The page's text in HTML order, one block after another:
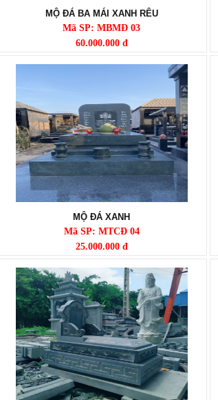
MỘ ĐÁ BA MÁI XANH RÊU
Mã SP: MBMĐ 03
60.000.000 đ
MỘ ĐÁ XANH
Mã SP: MTCĐ 04
25.000.000 đ